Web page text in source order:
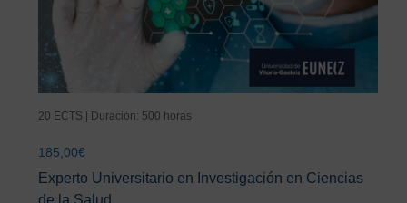
20 ECTS | Duración: 500 horas
185,00€
Experto Universitario en Investigación en Ciencias